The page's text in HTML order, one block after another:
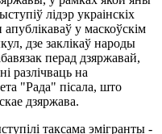
лідэр украінскіх
у маскоўскім
дзе заклікаў народы
перад дзяржавай,
разлічваць на
"Рада" пісала, што
дзяржава.
таксама эмігранты -